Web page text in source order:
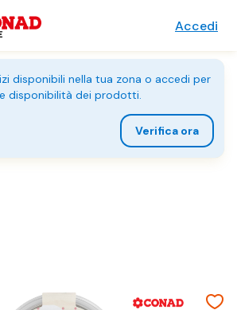
Accedi
disponibili nella tua zona o accedi per
disponibilità dei prodotti.
Verifica ora